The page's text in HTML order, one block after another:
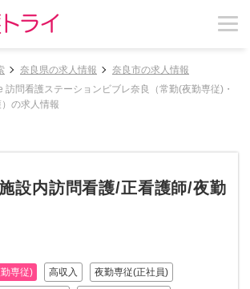
奈良県の求人情報
奈良市の求人情報
問看護ステーションビブレ奈良（常勤(夜勤専従)・
の求人情報
設内訪問看護/正看護師/夜勤
専従) 高収入 夜勤専従(正社員)